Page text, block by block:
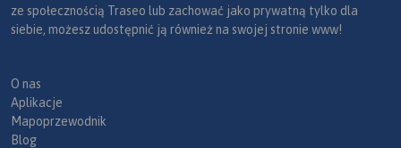
ze społecznością Traseo lub zachować jako prywatną tylko dla
siebie, możesz udostępnić ją również na swojej stronie www!
O nas
Aplikacje
Mapoprzewodnik
Blog